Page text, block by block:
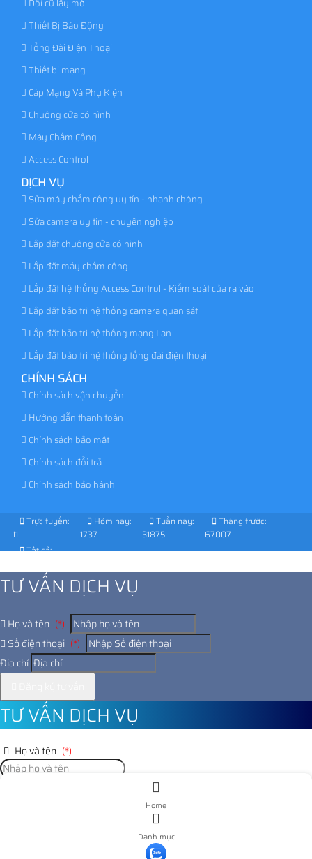
Thiết Bị Báo Động
Tổng Đài Điện Thoại
Thiết bị mạng
Cáp Mạng Và Phụ Kiện
Chuông cửa có hình
Máy Chấm Công
Access Control
DỊCH VỤ
Sửa máy chấm công uy tín - nhanh chóng
Sửa camera uy tín - chuyên nghiệp
Lắp đặt chuông cửa có hình
Lắp đặt máy chấm công
Lắp đặt hệ thống Access Control - Kiểm soát cửa ra vào
Lắp đặt bảo trì hệ thống camera quan sát
Lắp đặt bảo trì hệ thống mạng Lan
Lắp đặt bảo trì hệ thống tổng đài điện thoại
CHÍNH SÁCH
Chính sách vận chuyển
Hướng dẫn thanh toán
Chính sách bảo mật
Chính sách đổi trả
Chính sách bảo hành
Trực tuyến:
11
Hôm nay:
1737
Tuần này:
31875
Tháng trước:
67007
Tất cả:
TƯ VẤN DỊCH VỤ
Họ và tên (*)
Số điện thoại (*)
Địa chỉ
TƯ VẤN DỊCH VỤ
Họ và tên (*)
Home
Danh mục